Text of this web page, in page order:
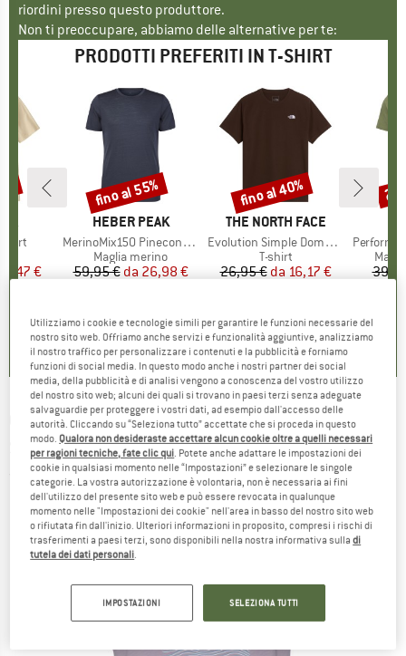
riordini presso questo produttore.
Non ti preoccupare, abbiamo delle alternative per te:
PRODOTTI PREFERITI IN T-SHIRT
Shirt
ridotto
€
MARCHIO
HEBER PEAK
Articolo
MerinoMix150 PineconeHe. II T-Shirt
Gruppo di prodotti
Maglia merino
Prezzo
59,95 € Prezzo ridotto
da 26,98 €
4,5(118)
Sconto
fino al 55%
MARCHIO
THE NORTH FACE
Articolo
Evolution Simple Dome Short Sleeve
Gruppo di prodotti
T-shirt
Prezzo
26,95 € Prezzo ridotto
da 16,17 €
4,8( 8)
Sconto
fino al 40%
Articolo
GREENBOMB -Women's Nature High Sea
Stop T-Shirt - T-shirt
(0)
Utilizziamo i cookie e tecnologie simili per garantire le funzioni necessarie del
nostro sito web. Offriamo anche servizi e funzionalità aggiuntive, analizziamo
il nostro traffico per personalizzare i contenuti e la pubblicità e forniamo
funzioni di social media. In questo modo anche i nostri partner dei social
media, della pubblicità e di analisi vengono a conoscenza del vostro utilizzo
del nostro sito web; alcuni dei quali si trovano in paesi terzi senza adeguate
salvaguardie per proteggere i vostri dati, ad esempio dall'accesso delle
autorità. Cliccando su “Seleziona tutto” accettate che si proceda in questo
modo. Qualora non desideraste accettare alcun cookie oltre a quelli necessari
per ragioni tecniche, fate clic qui . Potete anche adattare le impostazioni dei
cookie in qualsiasi momento nelle “Impostazioni” e selezionare le singole
categorie. La vostra autorizzazione è volontaria, non è necessaria ai fini
dell'utilizzo del presente sito web e può essere revocata in qualunque
momento nelle "Impostazioni dei cookie" nell'area in basso del nostro sito web
o rifiutata fin dall'inizio. Ulteriori informazioni in proposito, compresi i rischi di
trasferimenti a paesi terzi, sono disponibili nella nostra informativa sulladi
tutela dei dati personali
IMPOSTAZIONI SELEZIONA TUTTI